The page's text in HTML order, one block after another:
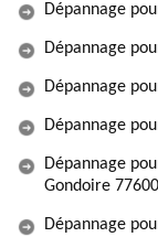
Dépannage
Dépannage
Dépannage
Dépannage
Dépannage
Gondoire 77600
Dépannage